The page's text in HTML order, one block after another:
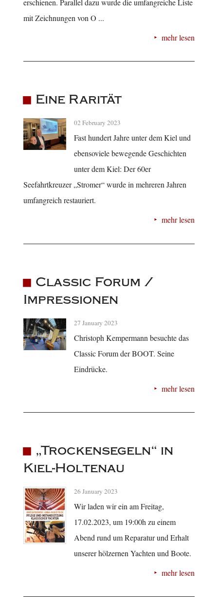
erschienen. Parallel dazu wurde die umfangreiche Liste
mit Zeichnungen von O ...
mehr lesen
Eine Rarität
02 February 2023
Fast hundert Jahre unter dem Kiel und
ebensoviele bewegende Geschichten
unter dem Kiel: Der 60er
Seefahrtkreuzer „Stromer“ wurde in mehreren Jahren
umfangreich restauriert.
mehr lesen
Classic Forum /
Impressionen
27 January 2023
Christoph Kempermann besuchte das
Classic Forum der BOOT. Seine
Eindrücke.
mehr lesen
„Trockensegeln“ in
Kiel-Holtenau
26 January 2023
Wir laden wir ein am Freitag,
17.02.2023, um 19:00h zu einem
Abend rund um Reparatur und Erhalt
unserer hölzernen Yachten und Boote.
mehr lesen